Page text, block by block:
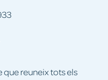
que reuneix tots els